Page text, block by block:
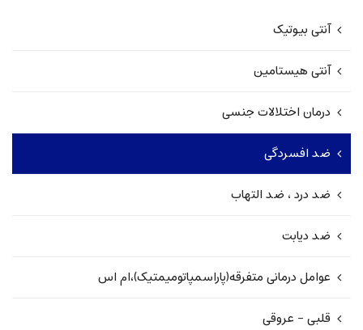
آنتی بیوتیک
آنتی هيستامين
درمان اختلالات جنسی
ضد افسردگی
ضد درد ، ضد التهاب
ضد دیابت
عوامل درمانی متفرقه(پاراسمپاتومیمتیک)،ام اس
قلبی - عروقی